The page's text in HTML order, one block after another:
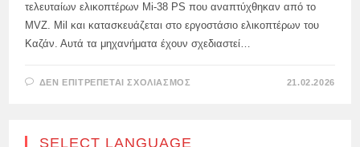
τελευταίων ελικοπτέρων Mi-38 PS που αναπτύχθηκαν από το
MVZ. Mil και κατασκευάζεται στο εργοστάσιο ελικοπτέρων του
Καζάν. Αυτά τα μηχανήματα έχουν σχεδιαστεί…
ΔΕΝ ΕΠΙΤΡΈΠΕΤΑΙ ΣΧΟΛΙΑΣΜΌΣ
ΕΛΙΚΌΠΤΕΡΑ
21.02.2026
SELECT LANGUAGE